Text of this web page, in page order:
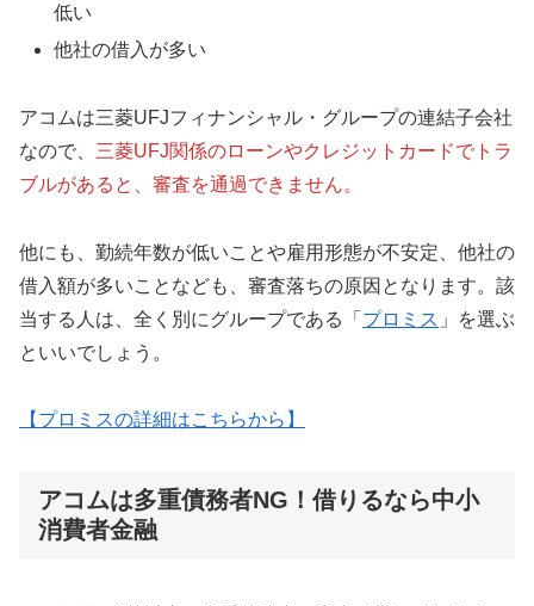
低い
他社の借入が多い
アコムは三菱UFJフィナンシャル・グループの連結子会社
なので、 三菱UFJ関係のローンやクレジットカードでトラ
ブルがあると、審査を通過できません。
他にも、勤続年数が低いことや雇用形態が不安定、他社の
借入額が多いことなども、審査落ちの原因となります。該
当する人は、全く別にグループである「 プロミス 」を選ぶ
といいでしょう。
【プロミスの詳細はこちらから】
アコムは多重債務者NG！借りるなら中小
消費者金融